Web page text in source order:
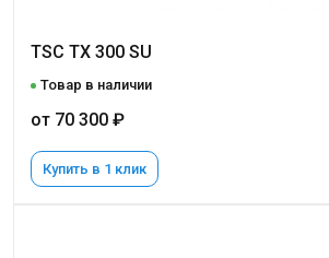
TSC TX 300 SU
Товар в наличии
от 70 300 ₽
Купить в 1 клик